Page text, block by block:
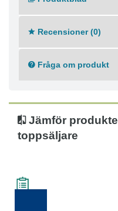
Recensioner (0)
Fråga om produkt
Jämför
toppsäljare